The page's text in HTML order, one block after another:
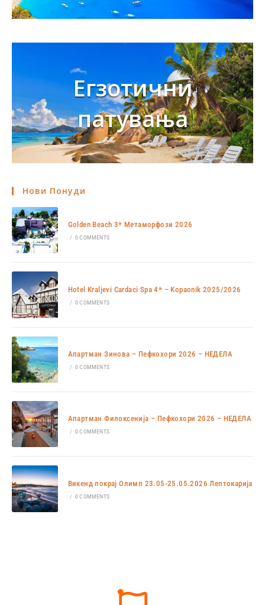
Егзотични
патувања
Нови Понуди
Golden Beach 3* Метаморфози 2026
/ 0 COMMENTS
Hotel Kraljevi Cardaci Spa 4* – Kopaonik 2025/2026
/ 0 COMMENTS
Апартман Зинова – Пефкохори 2026 – НЕДЕЛА
/ 0 COMMENTS
Апартман Филоксенија – Пефкохори 2026 – НЕДЕЛА
/ 0 COMMENTS
Викенд покрај Олимп 23.05-25.05.2026 Лептокарија
/ 0 COMMENTS